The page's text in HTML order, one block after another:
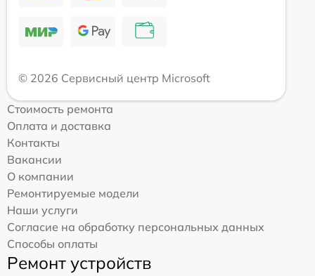
© 2026 Сервисный центр Microsoft
Стоимость ремонта
Оплата и доставка
Контакты
Вакансии
О компании
Ремонтируемые модели
Наши услуги
Согласие на обработку персональных данных
Способы оплаты
Ремонт устройств